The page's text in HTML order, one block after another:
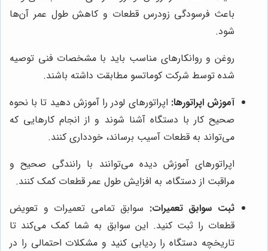
باعث فرسودگی زودرس قطعات و کاهش طول عمر آن‌ها
شود.
روغن و روانکارهای مناسب باید با مشخصات فنی توصیه
شده توسط شرکت کوماتسو مطابقت داشته باشند.
آموزش اپراتورها: اپراتورهای لودر را آموزش دهید تا با نحوه
صحیح کار با دستگاه آشنا شوند و از انجام کارهایی که
می‌تواند به قطعات آسیب برساند، خودداری کنند.
اپراتورهای آموزش دیده می‌توانند با رانندگی صحیح و
مراقبت از دستگاه، به افزایش طول عمر قطعات کمک کنند.
ثبت سوابق تعمیرات: سوابق تمامی تعمیرات و تعویض
قطعات را ثبت کنید. این سوابق به شما کمک می‌کند تا
تاریخچه دستگاه را ردیابی کنید و مشکلات احتمالی را در